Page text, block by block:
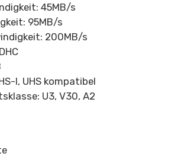
45MB/s
95MB/s
200MB/s
I, UHS kompatibel
U3, V30, A2